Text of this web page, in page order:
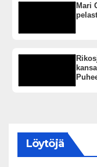
Mari
Löytöjä